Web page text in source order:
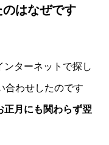
はなぜです
ンターネットで探し
合わせしたのです
正月にも関わらず翌